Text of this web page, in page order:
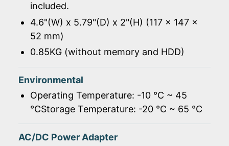
included.
4.6"(W) x 5.79"(D) x 2"(H) (117 x 147 x
52 mm)
0.85KG (without memory and HDD)
Environmental
Operating Temperature: -10 ℃ ~ 45
℃Storage Temperature: -20 ℃ ~ 65 ℃
AC/DC Power Adapter